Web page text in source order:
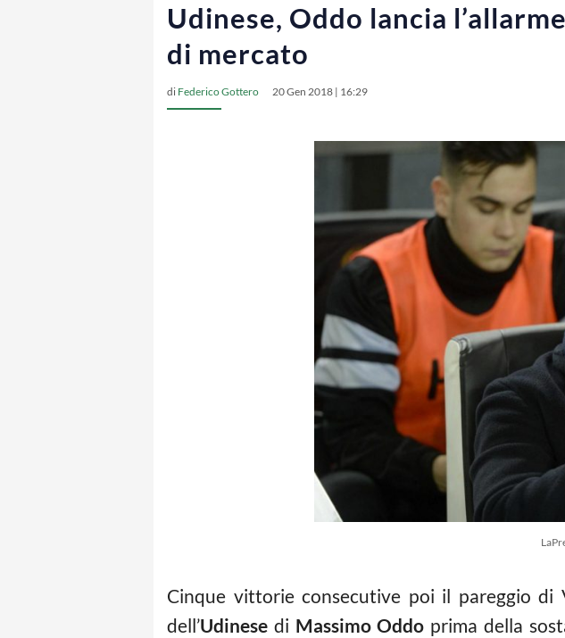
Udinese, Oddo lancia
di mercato
di Federico Gottero 20 Gen 2018 | 16:29
Cinque vittorie consecutive poi il pareggio
dell’Udinese di Massimo Oddo prima della